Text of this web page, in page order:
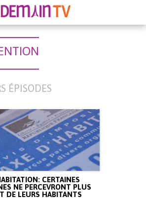
ÉPISODES
CERTAINES
NE PERCEVRONT PLUS
DE LEURS HABITANTS